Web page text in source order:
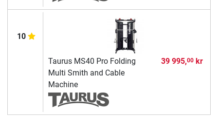
10
Taurus MS40 Pro Folding
Multi Smith and Cable
Machine
39 995,00kr